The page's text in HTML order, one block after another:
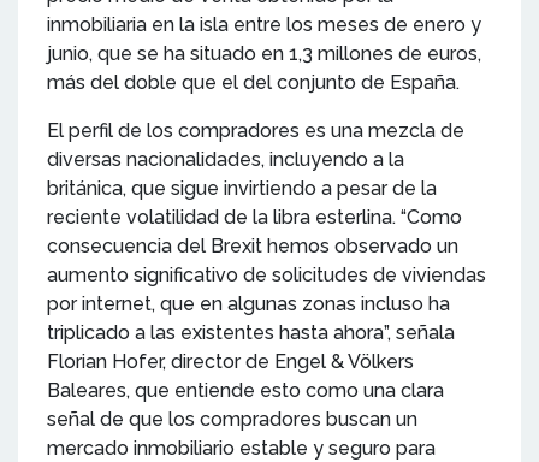
inmobiliaria en la isla entre los meses de enero y
junio, que se ha situado en 1,3 millones de euros,
más del doble que el del conjunto de España.
El perfil de los compradores es una mezcla de
diversas nacionalidades, incluyendo a la
británica, que sigue invirtiendo a pesar de la
reciente volatilidad de la libra esterlina. “Como
consecuencia del Brexit hemos observado un
aumento significativo de solicitudes de viviendas
por internet, que en algunas zonas incluso ha
triplicado a las existentes hasta ahora”, señala
Florian Hofer, director de Engel & Völkers
Baleares, que entiende esto como una clara
señal de que los compradores buscan un
mercado inmobiliario estable y seguro para